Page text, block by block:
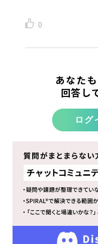
0
あなたも
回答し
ログ